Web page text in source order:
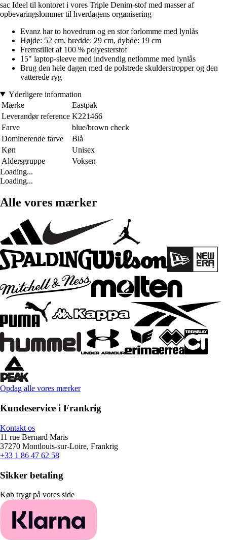
sac Ideel til kontoret i vores Triple Denim-stof med masser af
opbevaringslommer til hverdagens organisering
Evanz har to hovedrum og en stor forlomme med lynlås
Højde: 52 cm, bredde: 29 cm, dybde: 19 cm
Fremstillet af 100 % polyesterstof
15" laptop-sleeve med indvendig netlomme med lynlås
Brug den hele dagen med de polstrede skulderstropper og den
vatterede ryg
Yderligere information
Mærke
Eastpak
Leverandør reference K221466
Farve
blue/brown check
Dominerende farve
Blå
Køn
Unisex
Aldersgruppe
Voksen
Loading...
Loading...
Alle vores mærker
Opdag alle vores mærker
Kundeservice i Frankrig
Kontakt os
11 rue Bernard Maris
37270 Montlouis-sur-Loire, Frankrig
+33 1 86 47 62 58
Sikker betaling
Køb trygt på vores side